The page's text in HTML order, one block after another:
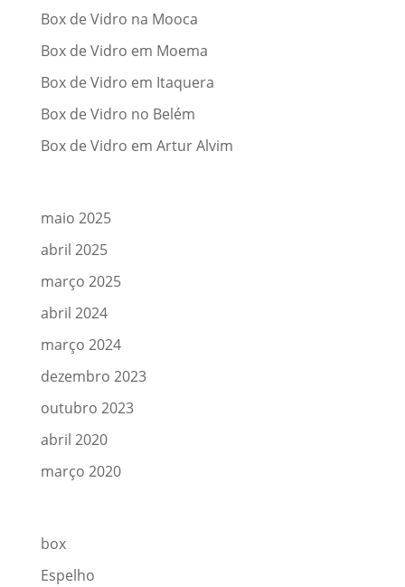
Box de Vidro na Mooca
Box de Vidro em Moema
Box de Vidro em Itaquera
Box de Vidro no Belém
Box de Vidro em Artur Alvim
maio 2025
abril 2025
março 2025
abril 2024
março 2024
dezembro 2023
outubro 2023
abril 2020
março 2020
box
Espelho